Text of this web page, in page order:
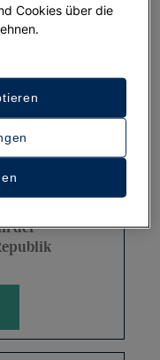
der
Cookies über die